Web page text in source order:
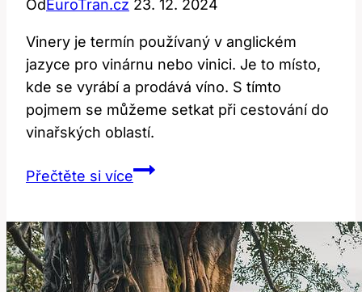
OdEuroTran.cz 23. 12. 2024
Vinery je termín používaný v anglickém
jazyce pro vinárnu nebo vinici. Je to místo,
kde se vyrábí a prodává víno. S tímto
pojmem se můžeme setkat při cestování do
vinařských oblastí.
Přečtěte si víceVinery:
Termín
Znamená
v